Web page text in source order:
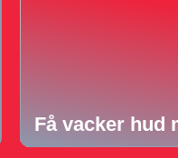
Få vacker hud